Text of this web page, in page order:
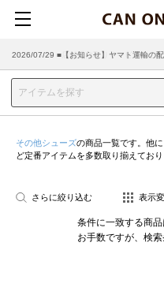
2026/07/29 ■【お知らせ】ヤマト運輸の
2026/03/18 ■店舗受け取りサービスのご
その他シューズの商品一覧です。他に
ど定番アイテムを多数取り揃えており
さらに絞り込む 表示
条件に一致する商品
お手数ですが、検索